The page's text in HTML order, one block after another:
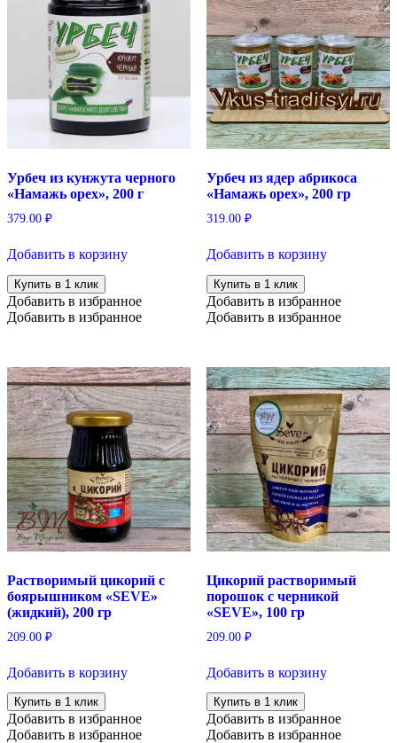
Урбеч из кунжута черного
«Намажь орех», 200 г
379.00 ₽
Добавить в корзину
Купить в 1 клик
Добавить в избранное
Добавить в избранное
Урбеч из ядер абрикоса
«Намажь орех», 200 гр
319.00 ₽
Добавить в корзину
Купить в 1 клик
Добавить в избранное
Добавить в избранное
Растворимый цикорий с
боярышником «SEVE»
(жидкий), 200 гр
209.00 ₽
Добавить в корзину
Купить в 1 клик
Добавить в избранное
Добавить в избранное
Цикорий растворимый
порошок с черникой
«SEVE», 100 гр
209.00 ₽
Добавить в корзину
Купить в 1 клик
Добавить в избранное
Добавить в избранное